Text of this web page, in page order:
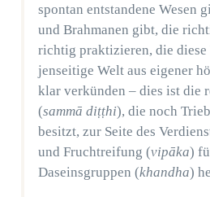
spontan entstandene Wesen
und Brahmanen gibt, die
richtig praktizieren, die diese
jenseitige Welt aus eigener
klar verkünden – dies ist die
(sammā diṭṭhi), die noch
besitzt, zur Seite des
und Fruchtreifung (vipāka)
Daseinsgruppen (khandha)